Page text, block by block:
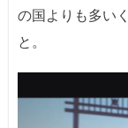
の国よりも多い
と。